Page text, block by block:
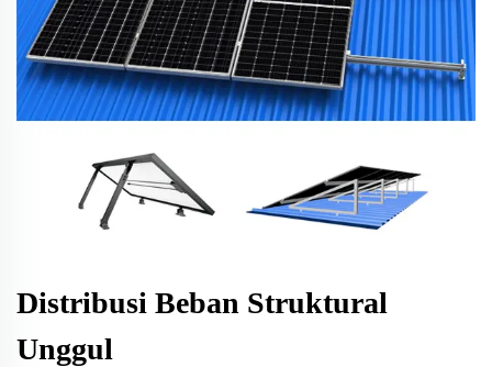
Distribusi Beban Struktural
Unggul